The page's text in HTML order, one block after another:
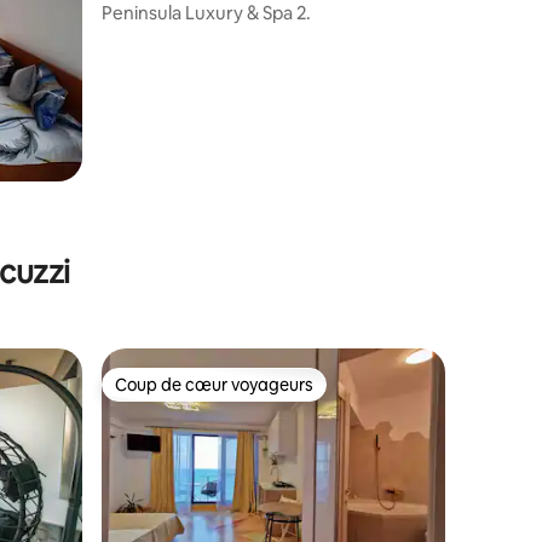
Peninsula Luxury & Spa 2.
Coup de cœur voyageurs
Coup de cœur voyageurs